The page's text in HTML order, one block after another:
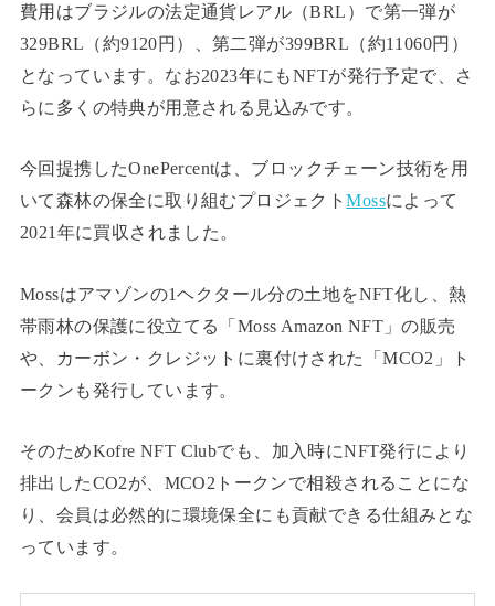
費用はブラジルの法定通貨レアル（BRL）で第一弾が
329BRL（約9120円）、第二弾が399BRL（約11060円）
となっています。なお2023年にもNFTが発行予定で、さ
らに多くの特典が用意される見込みです。
今回提携したOnePercentは、ブロックチェーン技術を用
いて森林の保全に取り組むプロジェクトMossによって
2021年に買収されました。
Mossはアマゾンの1ヘクタール分の土地をNFT化し、熱
帯雨林の保護に役立てる「Moss Amazon NFT」の販売
や、カーボン・クレジットに裏付けされた「MCO2」ト
ークンも発行しています。
そのためKofre NFT Clubでも、加入時にNFT発行により
排出したCO2が、MCO2トークンで相殺されることにな
り、会員は必然的に環境保全にも貢献できる仕組みとな
っています。